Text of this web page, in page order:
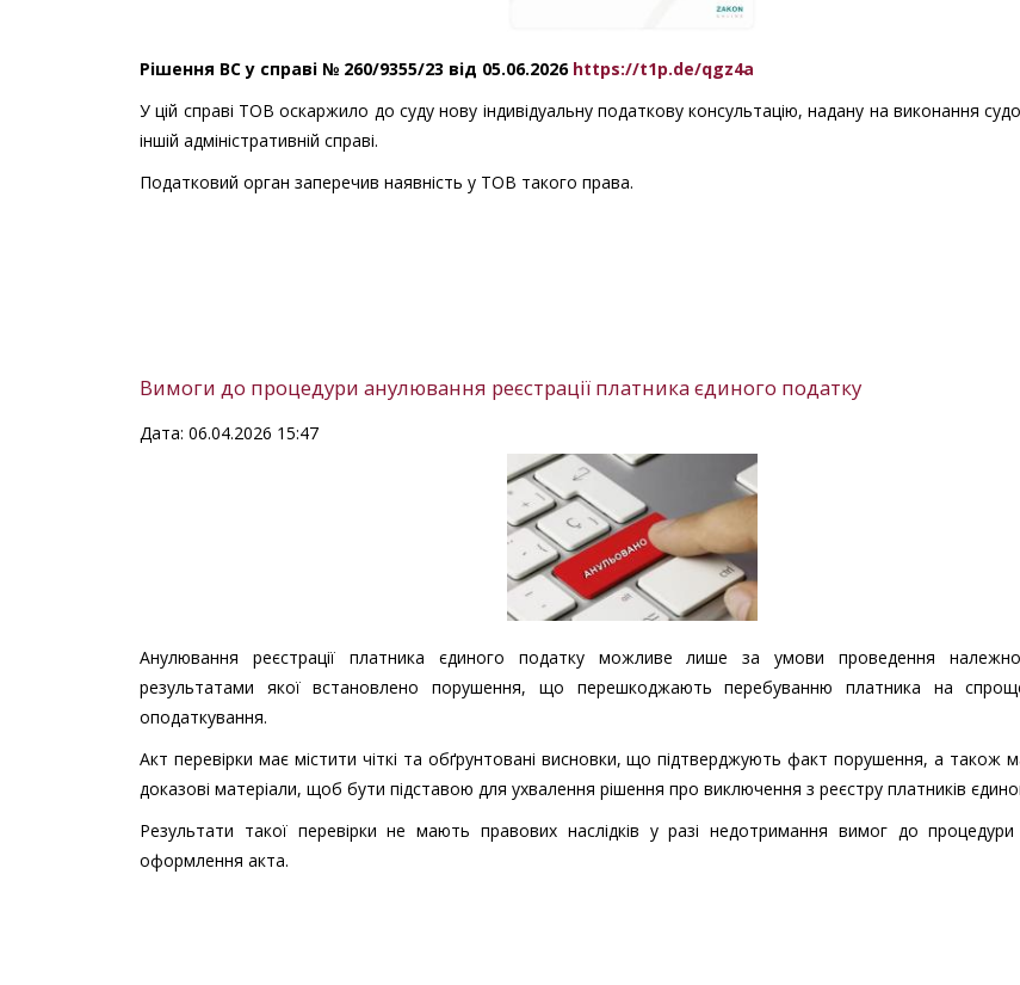
Рішення ВС у справі № 260/9355/23 від 05.06.2026 https://t1p.de/qgz4a
У цій справі ТОВ оскаржило до суду нову індивідуальну податкову консультацію, надану на виконання
іншій адміністративній справі.
Податковий орган заперечив наявність у ТОВ такого права.
Вимоги до процедури анулювання реєстрації платника єдиного податку
Дата: 06.04.2026 15:47
Анулювання реєстрації платника єдиного податку можливе лише за умови проведення
результатами якої встановлено порушення, що перешкоджають перебуванню платника на
оподаткування.
Акт перевірки має містити чіткі та обґрунтовані висновки, що підтверджують факт порушення, а також
доказові матеріали, щоб бути підставою для ухвалення рішення про виключення з реєстру платників
Результати такої перевірки не мають правових наслідків у разі недотримання вимог до процедури
оформлення акта.